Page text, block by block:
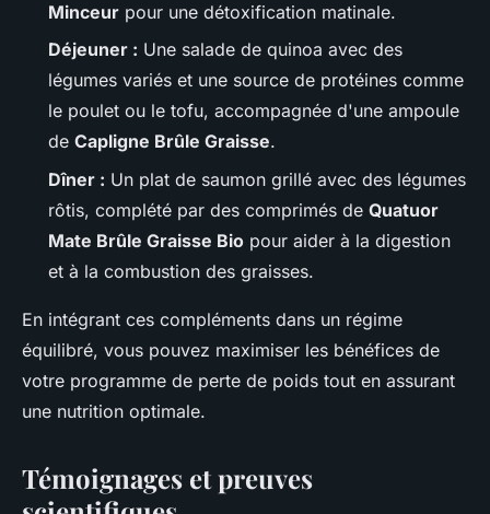
Minceur pour une détoxification matinale.
Déjeuner : Une salade de quinoa avec des
légumes variés et une source de protéines comme
le poulet ou le tofu, accompagnée d'une ampoule
de Capligne Brûle Graisse.
Dîner : Un plat de saumon grillé avec des légumes
rôtis, complété par des comprimés de Quatuor
Mate Brûle Graisse Bio pour aider à la digestion
et à la combustion des graisses.
En intégrant ces compléments dans un régime
équilibré, vous pouvez maximiser les bénéfices de
votre programme de perte de poids tout en assurant
une nutrition optimale.
Témoignages et preuves